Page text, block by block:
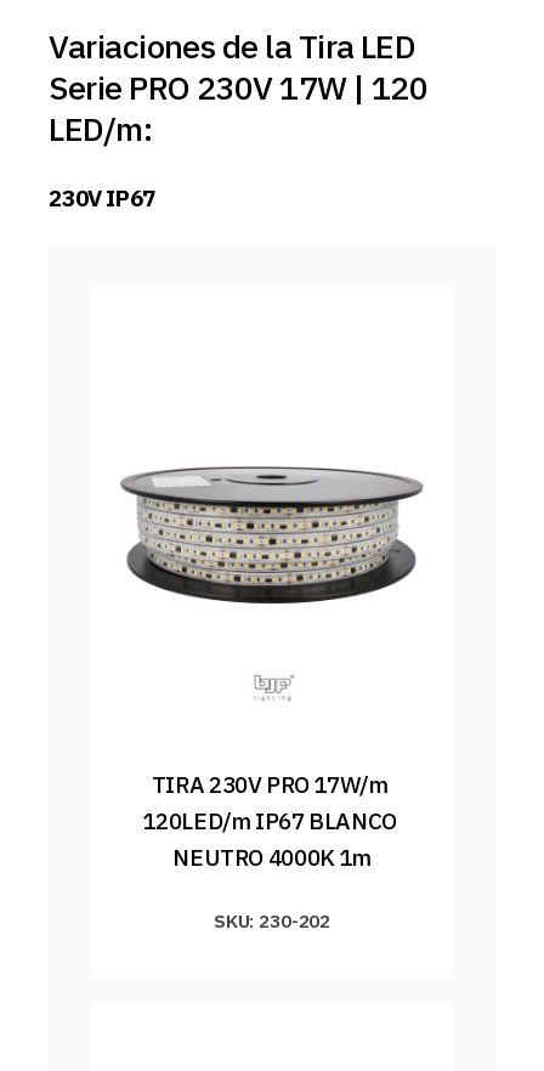
Variaciones de la Tira LED
Serie PRO 230V 17W | 120
LED/m:
230V IP67
TIRA 230V PRO 17W/m
120LED/m IP67 BLANCO
NEUTRO 4000K 1m
SKU: 230-202